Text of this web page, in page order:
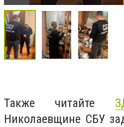
Также читайте
Николаевщине СБУ